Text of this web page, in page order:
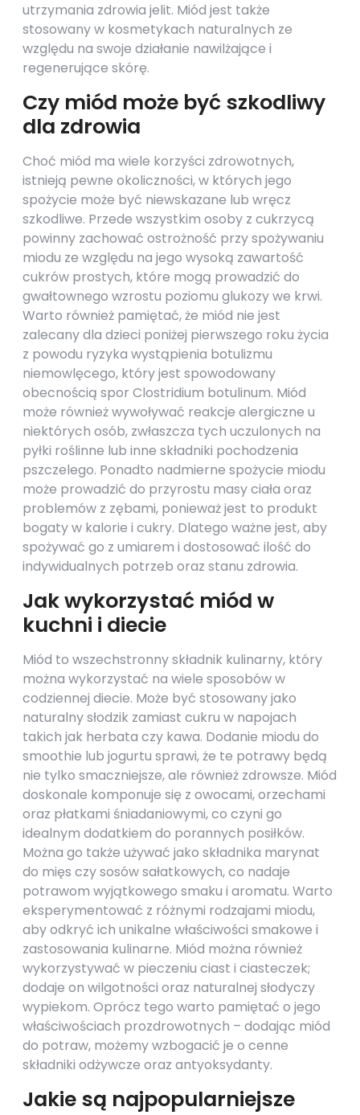
utrzymania zdrowia jelit. Miód jest także
stosowany w kosmetykach naturalnych ze
względu na swoje działanie nawilżające i
regenerujące skórę.
Czy miód może być szkodliwy
dla zdrowia
Choć miód ma wiele korzyści zdrowotnych,
istnieją pewne okoliczności, w których jego
spożycie może być niewskazane lub wręcz
szkodliwe. Przede wszystkim osoby z cukrzycą
powinny zachować ostrożność przy spożywaniu
miodu ze względu na jego wysoką zawartość
cukrów prostych, które mogą prowadzić do
gwałtownego wzrostu poziomu glukozy we krwi.
Warto również pamiętać, że miód nie jest
zalecany dla dzieci poniżej pierwszego roku życia
z powodu ryzyka wystąpienia botulizmu
niemowlęcego, który jest spowodowany
obecnością spor Clostridium botulinum. Miód
może również wywoływać reakcje alergiczne u
niektórych osób, zwłaszcza tych uczulonych na
pyłki roślinne lub inne składniki pochodzenia
pszczelego. Ponadto nadmierne spożycie miodu
może prowadzić do przyrostu masy ciała oraz
problemów z zębami, ponieważ jest to produkt
bogaty w kalorie i cukry. Dlatego ważne jest, aby
spożywać go z umiarem i dostosować ilość do
indywidualnych potrzeb oraz stanu zdrowia.
Jak wykorzystać miód w
kuchni i diecie
Miód to wszechstronny składnik kulinarny, który
można wykorzystać na wiele sposobów w
codziennej diecie. Może być stosowany jako
naturalny słodzik zamiast cukru w napojach
takich jak herbata czy kawa. Dodanie miodu do
smoothie lub jogurtu sprawi, że te potrawy będą
nie tylko smaczniejsze, ale również zdrowsze. Miód
doskonale komponuje się z owocami, orzechami
oraz płatkami śniadaniowymi, co czyni go
idealnym dodatkiem do porannych posiłków.
Można go także używać jako składnika marynat
do mięs czy sosów sałatkowych, co nadaje
potrawom wyjątkowego smaku i aromatu. Warto
eksperymentować z różnymi rodzajami miodu,
aby odkryć ich unikalne właściwości smakowe i
zastosowania kulinarne. Miód można również
wykorzystywać w pieczeniu ciast i ciasteczek;
dodaje on wilgotności oraz naturalnej słodyczy
wypiekom. Oprócz tego warto pamiętać o jego
właściwościach prozdrowotnych – dodając miód
do potraw, możemy wzbogacić je o cenne
składniki odżywcze oraz antyoksydanty.
Jakie są najpopularniejsze